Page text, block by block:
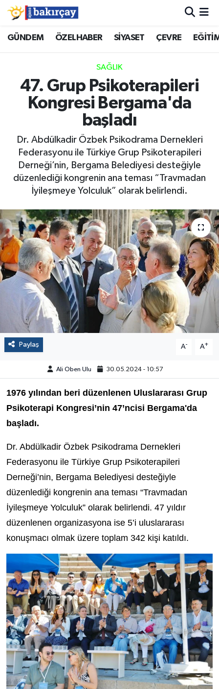
GÜNDEM ÖZELHABER SİYASET ÇEVRE
SAĞLIK
47. Grup Psikoterapileri
Kongresi Bergama'da
başladı
Dr. Abdülkadir Özbek Psikodrama Dernekleri
Federasyonu ile Türkiye Grup Psikoterapileri
Derneği’nin, Bergama Belediyesi desteğiyle
düzenlediği kongrenin ana teması “Travmadan
İyileşmeye Yolculuk” olarak belirlendi.
Paylaş A- A+
Ali Oben Ulu 30.05.2024 - 10:57
1976 yılından beri düzenlenen Uluslararası Grup
Psikoterapi Kongresi’nin 47’ncisi Bergama'da
başladı.
Dr. Abdülkadir Özbek Psikodrama Dernekleri
Federasyonu ile Türkiye Grup Psikoterapileri
Derneği’nin, Bergama Belediyesi desteğiyle
düzenlediği kongrenin ana teması “Travmadan
İyileşmeye Yolculuk” olarak belirlendi. 47 yıldır
düzenlenen organizasyona ise 5’i uluslararası
konuşmacı olmak üzere toplam 342 kişi katıldı.
İzmir Nöbetçi Eczaneler
İzmir Namaz Vakitleri
İzmir Trafik Yoğunluk Haritası
Süper Lig Puan Durumu ve Fikstür
Tüm Manşetler
Son Dakika Haberleri
Haber Arşivi